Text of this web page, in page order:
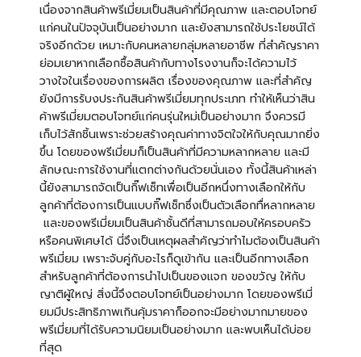
เนื่องจากสินค้าพรีเมี่ยมเป็นสินค้าที่มีคุณภาพ และตอบโจทย์
แก่คนในปัจจุบันเป็นอย่างมาก และยังสามารถใช้ประโยชน์ได้
จริงอีกด้วย เหมาะกับคนหลายกลุ่มหลายอาชีพ ที่สำคัญราคา
ย่อมเยาหากเลือกซื้อสินค้ากับทางโรงงานก็จะได้ความไว้
วางใจในเรื่องของการผลิต เรื่องของคุณภาพ และที่สำคัญ
ยังมีการรับงประกันสินค้าพรีเมี่ยมทุกประเภท ทำให้เห็นว่าสิน
ค้าพรีเมี่ยมตอบโจทย์แก่คนรุ่นใหม่เป็นอย่างมาก จึงควรมี
เก็บไว้สักชิ้นเพราะช่วยสร้างคุณค่าทางจิตใจให้กับคุณมากยิ่ง
ขึ้น โดยของพรีเมี่ยมก็เป็นสินค้าที่มีความหลากหลาย และมี
ลักษณะการใช้งานที่แตกต่างกันด้วยนั่นเอง ทั้งนี้สินค้าเหล่า
นี้ยังสามารถจัดเป็นกิ๊ฟเซ็ทเพื่อเป็นอีกหนึ่งทางเลือกให้กับ
ลูกค้าที่ต้องการเป็นแบบกิ๊ฟเช็ทซึ่งเป็นตัวเลือกทื่หลากหลาย
และของพรีเมี่ยมเป็นสินค้าชั้นดีที่สามารถมอบให้ครอบครัว
หรือคนพิเศษได้ นี่จึงเป็นเหตุผลสำคัญว่าทำไมต้องเป็นสินค้า
พรีเมี่ยม เพราะจับคู่กับอะไรก็ดูเข้ากัน และเป็นอีกทางเลือก
สำหรับลูกค้าที่ต้องการนำไปเป็นของแจก ของขวัญ ให้กับ
ญาติผู้ใหญ่ สิ่งนี้จึงตอบโจทย์เป็นอย่างมาก โดยของพรีเมี่
ยมมีประสิทธิภาพเกินคุ้มราคาก็ออกจะมีอย่างมากมายของ
พรีเมี่ยมที่ได้รับความนิยมเป็นอย่างมาก และพบเห็นได้บ่อย
ที่สุด